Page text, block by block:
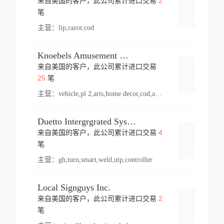
笔
主营： lip,razor,cod
Knoebels Amusement Resort
来自美国的客户，此公司累计进口交易
25笔
主营： vehicle,pl 2,arts,home decor,cod,amusement ride,sea
Duetto Intergrgrated Systems Inc.
来自美国的客户，此公司累计进口交易 4
笔
主营： gh,turn,smart,weld,utp,controller
Local Signguys Inc.
来自美国的客户，此公司累计进口交易 2
笔